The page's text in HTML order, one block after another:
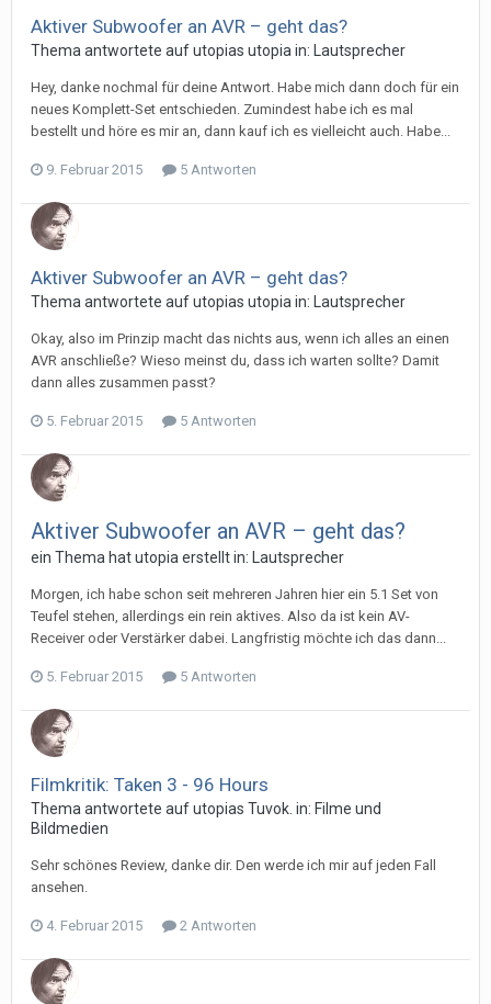
Aktiver Subwoofer an AVR – geht das?
Thema antwortete aufutopias utopia in: Lautsprecher
Hey, danke nochmal für deine Antwort. Habe mich dann doch für ein
neues Komplett-Set entschieden. Zumindest habe ich es mal
bestellt und höre es mir an, dann kauf ich es vielleicht auch. Habe...
9. Februar 2015 5 Antworten
Aktiver Subwoofer an AVR – geht das?
Thema antwortete aufutopias utopia in: Lautsprecher
Okay, also im Prinzip macht das nichts aus, wenn ich alles an einen
AVR anschließe? Wieso meinst du, dass ich warten sollte? Damit
dann alles zusammen passt?
5. Februar 2015 5 Antworten
Aktiver Subwoofer an AVR – geht das?
ein Thema hatutopia erstellt in: Lautsprecher
Morgen, ich habe schon seit mehreren Jahren hier ein 5.1 Set von
Teufel stehen, allerdings ein rein aktives. Also da ist kein AV-
Receiver oder Verstärker dabei. Langfristig möchte ich das dann...
5. Februar 2015 5 Antworten
Filmkritik: Taken 3 - 96 Hours
Thema antwortete aufutopias Tuvok. in: Filme und
Bildmedien
Sehr schönes Review, danke dir. Den werde ich mir auf jeden Fall
ansehen.
4. Februar 2015 2 Antworten